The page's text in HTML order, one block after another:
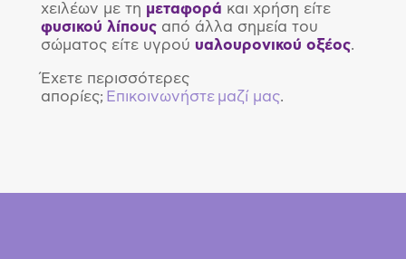
χειλέων με τη μεταφορά και χρήση είτε
φυσικού λίπουςαπό άλλα σημεία του
σώματος είτε υγρού υαλουρονικού οξέος.
Έχετε περισσότερες
απορίες; Επικοινωνήστε μαζί μας.